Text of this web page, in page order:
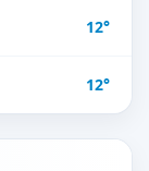
12°
12°